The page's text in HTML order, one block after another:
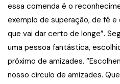
essa comenda é o
exemplo de superação, de fé e
que vai dar certo de longe”.
uma pessoa fantástica,
próximo de amizades.
nosso círculo de amizades.